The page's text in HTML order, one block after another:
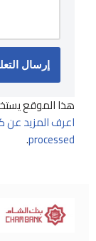
هذا الموقع
اعرف المزيد عن
processed
.